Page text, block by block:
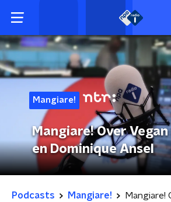
Mangiare!
Mangiare! Over Vegan
en Dominique Ansel
Podcasts Mangiare!